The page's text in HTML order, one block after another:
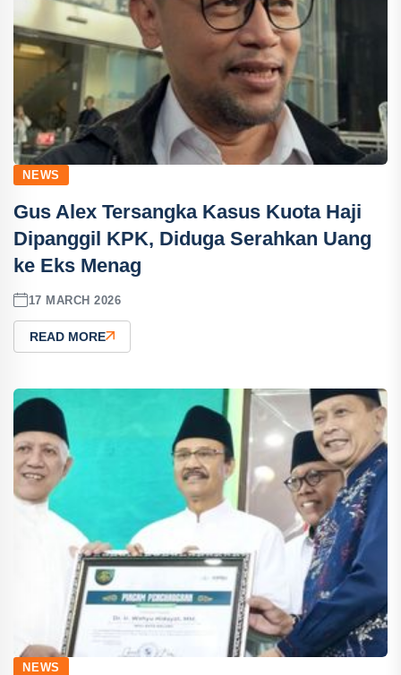
NEWS
Gus Alex Tersangka Kasus Kuota Haji
Dipanggil KPK, Diduga Serahkan Uang
ke Eks Menag
17 MARCH 2026
READ MORE
NEWS